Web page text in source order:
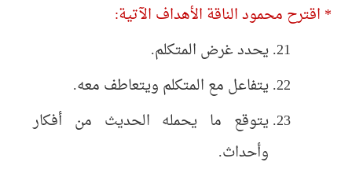
* اقترح محمود الناقة الأهداف الآتية:
يحدد غرض المتكلم.
يتفاعل مع المتكلم ويتعاطف معه.
يتوقع ما يحمله الحديث من أفكار
وأحداث.